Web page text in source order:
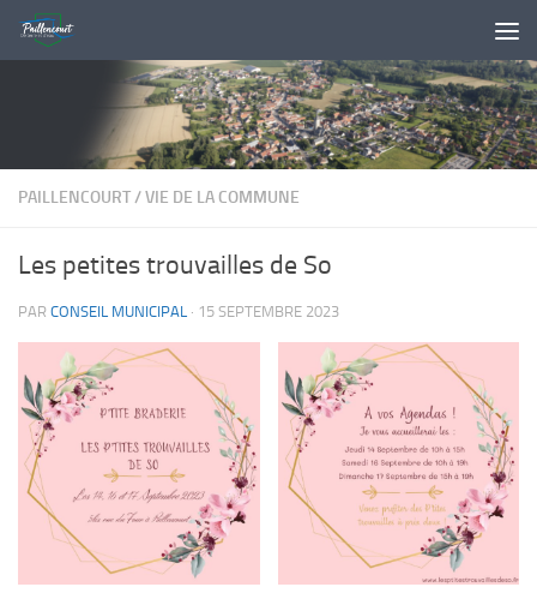
Skip to content
PAILLENCOURT/VIE DE LA COMMUNE
Les petites trouvailles de So
PAR CONSEIL MUNICIPAL · 15 SEPTEMBRE 2023